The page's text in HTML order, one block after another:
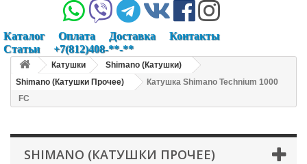
Каталог Оплата Доставка
Контакты
Статьи
+7(812)408-**-**
Катушки
Shimano (Катушки)
Shimano (Катушки Прочее)
Катушка Shimano Technium 1000
FC
SHIMANO (КАТУШКИ ПРОЧЕЕ)